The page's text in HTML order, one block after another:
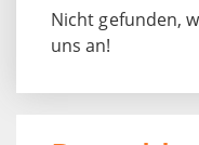
Nicht gefunden,
uns an!